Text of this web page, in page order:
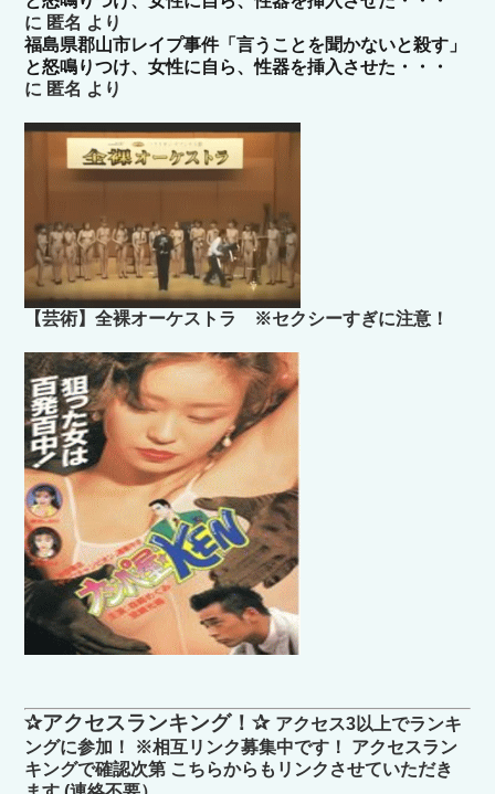
に 匿名 より
福島県郡山市レイプ事件「言うことを聞かないと殺す」
と怒鳴りつけ、女性に自ら、性器を挿入させた・・・
に 匿名 より
【芸術】全裸オーケストラ ※セクシーすぎに注意！
✰アクセスランキング！✰ アクセス3以上でランキ
ングに参加！ ※相互リンク募集中です！ アクセスラン
キングで確認次第 こちらからもリンクさせていただき